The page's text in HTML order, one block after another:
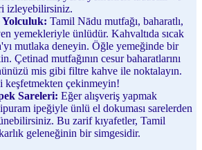
izleyebilirsiniz.
Yolculuk: Tamil Nādu mutfağı, baharatlı,
yemekleriyle ünlüdür. Kahvaltıda sıcak
mutlaka deneyin. Öğle yemeğinde bir
Çetinad mutfağının cesur baharatlarını
mis gibi filtre kahve ile noktalayın.
keşfetmekten çekinmeyin!
Sareleri: Eğer alışveriş yapmak
ipeğiyle ünlü el dokuması sarelerden
Bu zarif kıyafetler, Tamil
geleneğinin bir simgesidir.